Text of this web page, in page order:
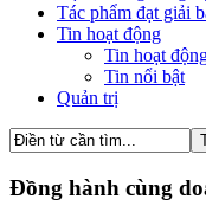
Tác phẩm đạt giải
Tin hoạt động
Tin hoạt
Tin nổi bật
Quản trị
Đồng hành cùng